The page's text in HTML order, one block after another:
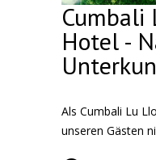
Cumbali
Hotel -
Als Cumbali Lu
unseren Gästen